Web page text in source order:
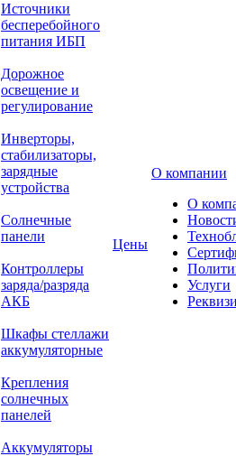
Источники
бесперебойного
питания ИБП
Дорожное
освещение и
регулирование
Инверторы,
стабилизаторы,
зарядные
устройства
Солнечные
панели
Контроллеры
заряда/разряда
АКБ
Шкафы стеллажи
аккумуляторные
Крепления
солнечных
панелей
Аккумуляторы
Цены
О компании
О
Услуги